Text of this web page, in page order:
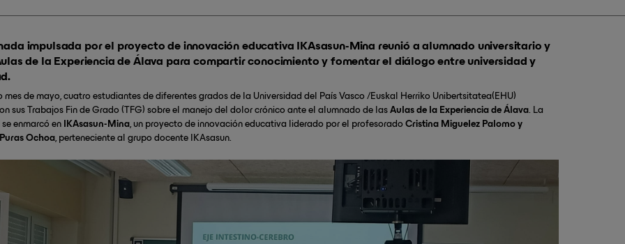
impulsada por el proyecto de innovación educativa IKAsasun-Mina reunió a alumnado universitario y
de la Experiencia de Álava para compartir conocimiento y fomentar el diálogo entre universidad y
mes de mayo, cuatro estudiantes de diferentes grados de la Universidad del País Vasco /Euskal Herriko Unibertsitatea(EHU)
sus Trabajos Fin de Grado (TFG) sobre el manejo del dolor crónico ante el alumnado de las Aulas de la Experiencia de Álava. La
enmarcó en
IKAsasun-Mina, un proyecto de innovación educativa liderado por el profesorado Cristina Miguelez Palomo y
Ochoa, perteneciente al grupo docente IKAsasun.